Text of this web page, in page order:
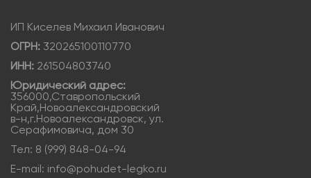
ИП Киселев Михаил Иванович
ОГРН: 320265100110770
ИНН: 261504803740
Юридический адрес:
356000,Ставропольский
Край,Новоалександровский
в-н,г.Новоалександровск, ул.
Серафимовича, дом 30
Тел: 8 (999) 848-04-94
E-mail: info@pohudet-legko.ru